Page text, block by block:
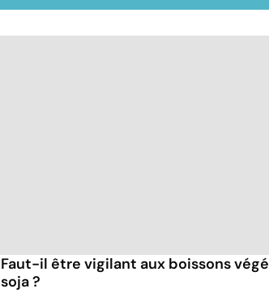
Faut-il être vigilant aux boissons
soja ?